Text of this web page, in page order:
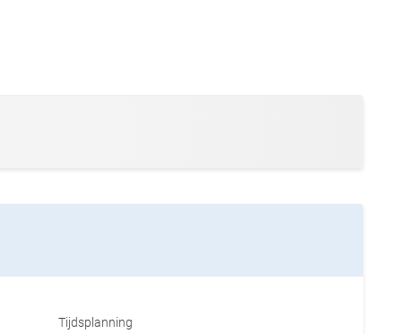
Tijdsplanning